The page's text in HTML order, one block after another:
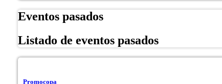
Eventos pasados
Listado de eventos pasados
Promocopa